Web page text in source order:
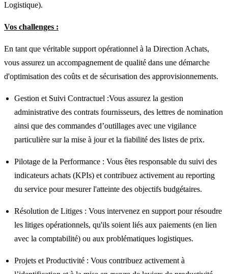
Logistique).
Vos challenges :
En tant que véritable support opérationnel à la Direction Achats,
vous assurez un accompagnement de qualité dans une démarche
d'optimisation des coûts et de sécurisation des approvisionnements.
Gestion et Suivi Contractuel :Vous assurez la gestion
administrative des contrats fournisseurs, des lettres de nomination
ainsi que des commandes d’outillages avec une vigilance
particulière sur la mise à jour et la fiabilité des listes de prix.
Pilotage de la Performance : Vous êtes responsable du suivi des
indicateurs achats (KPIs) et contribuez activement au reporting
du service pour mesurer l'atteinte des objectifs budgétaires.
Résolution de Litiges : Vous intervenez en support pour résoudre
les litiges opérationnels, qu'ils soient liés aux paiements (en lien
avec la comptabilité) ou aux problématiques logistiques.
Projets et Productivité : Vous contribuez activement à